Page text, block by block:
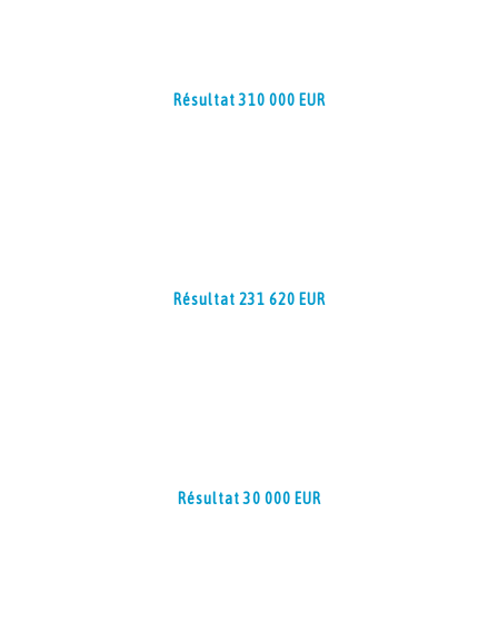
Résultat 310 000 EUR
Résultat 231 620 EUR
Résultat 30 000 EUR